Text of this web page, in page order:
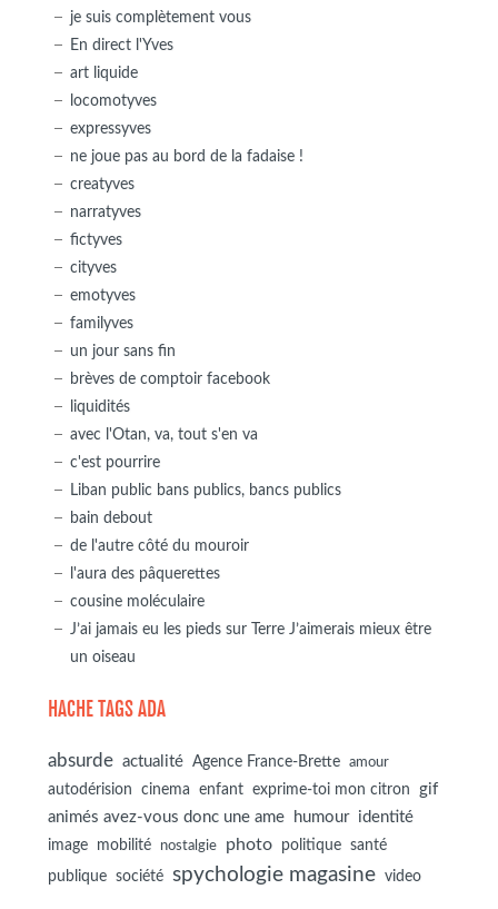
je suis complètement vous
En direct l'Yves
art liquide
locomotyves
expressyves
ne joue pas au bord de la fadaise !
creatyves
narratyves
fictyves
cityves
emotyves
familyves
un jour sans fin
brèves de comptoir facebook
liquidités
avec l'Otan, va, tout s'en va
c'est pourrire
Liban public bans publics, bancs publics
bain debout
de l'autre côté du mouroir
l'aura des pâquerettes
cousine moléculaire
J’ai jamais eu les pieds sur Terre J’aimerais mieux être
un oiseau
HACHE TAGS ADA
absurde actualité Agence France-Brette amour
autodérision cinema enfant exprime-toi mon citron
gif
animés avez-vous donc une ame
humour identité
image mobilité nostalgie photo politique
santé
publique
société spychologie magasine video